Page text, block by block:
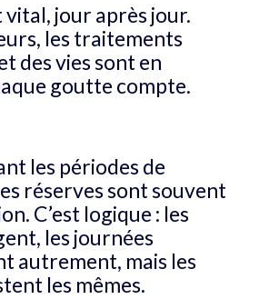
vital, jour après jour.
les traitements
des vies sont en
goutte compte.
les périodes de
réserves sont souvent
C’est logique : les
les journées
autrement, mais les
les mêmes.